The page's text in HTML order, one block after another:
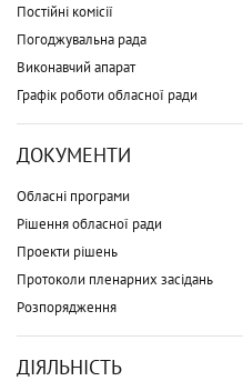
Постійні комісії
Погоджувальна рада
Виконавчий апарат
Графік роботи обласної ради
ДОКУМЕНТИ
Обласні програми
Рішення обласної ради
Проекти рішень
Протоколи пленарних засідань
Розпорядження
ДІЯЛЬНІСТЬ